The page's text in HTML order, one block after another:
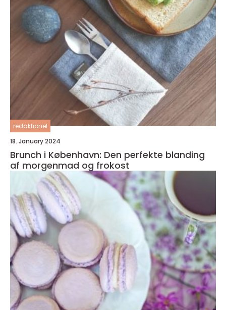
redaktionel
18. January 2024
Brunch i København: Den perfekte blanding
af morgenmad og frokost